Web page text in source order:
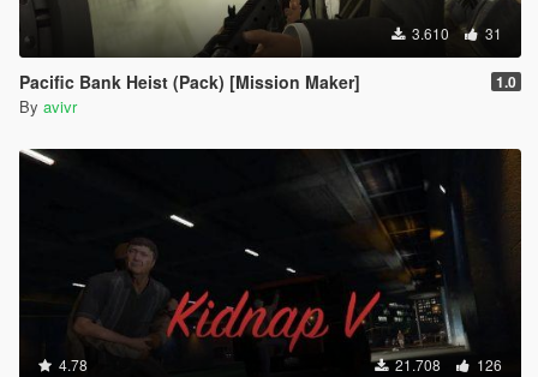
3.610 31
Pacific Bank Heist (Pack) [Mission Maker] 1.0
By avivr
4.78 21.708 126